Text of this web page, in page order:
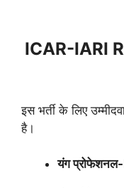
ICAR-IARI
इस भर्ती के लिए
है।
यंग